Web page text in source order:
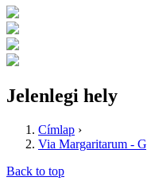
Jelenlegi hely
Címlap ›
Via Margaritarum -
Back to top